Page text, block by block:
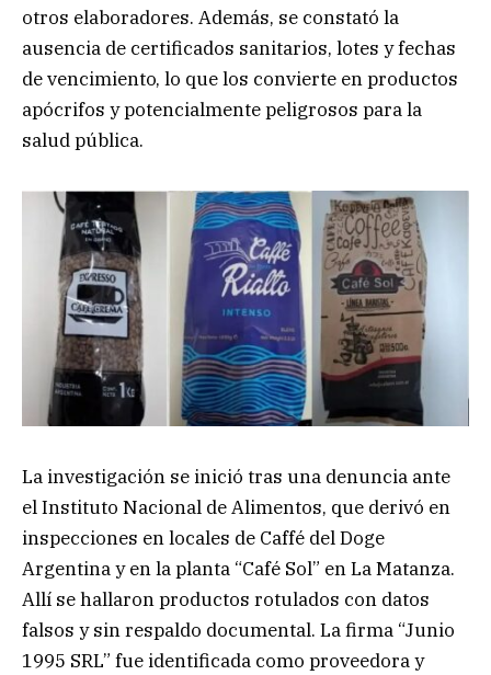
otros elaboradores. Además, se constató la
ausencia de certificados sanitarios, lotes y fechas
de vencimiento, lo que los convierte en productos
apócrifos y potencialmente peligrosos para la
salud pública.
La investigación se inició tras una denuncia ante
el Instituto Nacional de Alimentos, que derivó en
inspecciones en locales de Caffé del Doge
Argentina y en la planta “Café Sol” en La Matanza.
Allí se hallaron productos rotulados con datos
falsos y sin respaldo documental. La firma “Junio
1995 SRL” fue identificada como proveedora y